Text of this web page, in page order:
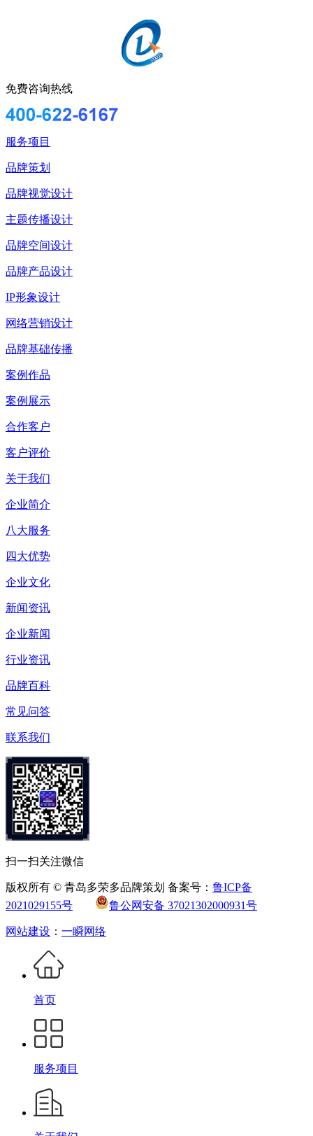
免费咨询热线
服务项目
品牌策划
品牌视觉设计
主题传播设计
品牌空间设计
品牌产品设计
IP形象设计
网络营销设计
品牌基础传播
案例作品
案例展示
合作客户
客户评价
关于我们
企业简介
八大服务
四大优势
企业文化
新闻资讯
企业新闻
行业资讯
品牌百科
常见问答
联系我们
扫一扫关注微信
版权所有 © 青岛多荣多品牌策划 备案号： 鲁ICP备
2021029155号
鲁公网安备 37021302000931号
网站建设 ： 一瞬网络
首页
服务项目